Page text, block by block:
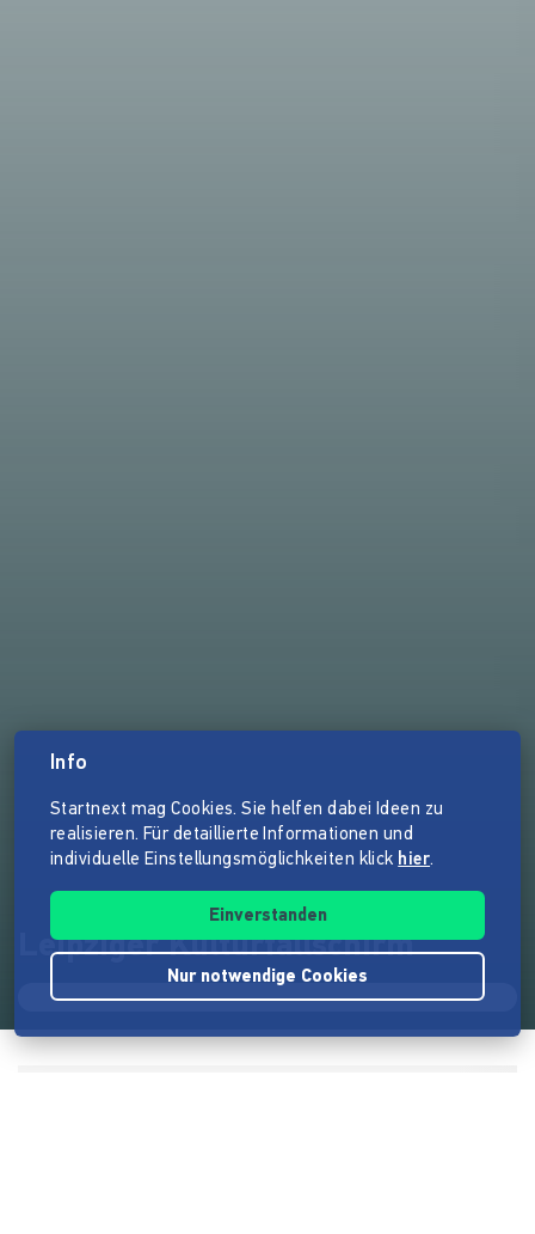
Leipziger Kulturfallschirm
Info
Startnext mag Cookies. Sie helfen dabei Ideen zu
realisieren. Für detaillierte Informationen und
individuelle Einstellungsmöglichkeiten klick hier.
Einverstanden
Nur notwendige Cookies